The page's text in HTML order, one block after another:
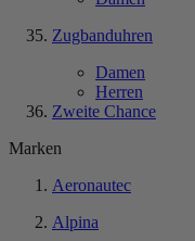
Zugbanduhren
Damen
Herren
Zweite Chance
Marken
Aeronautec
Alpina